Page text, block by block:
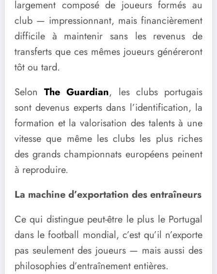
largement composé de joueurs formés au
club — impressionnant, mais financièrement
difficile à maintenir sans les revenus de
transferts que ces mêmes joueurs généreront
tôt ou tard.
SelonThe Guardian, les clubs portugais
sont devenus experts dans l’identification, la
formation et la valorisation des talents à une
vitesse que même les clubs les plus riches
des grands championnats européens peinent
à reproduire.
La machine d’exportation des entraîneurs
Ce qui distingue peut-être le plus le Portugal
dans le football mondial, c’est qu’il n’exporte
pas seulement des joueurs — mais aussi des
philosophies d’entraînement entières.